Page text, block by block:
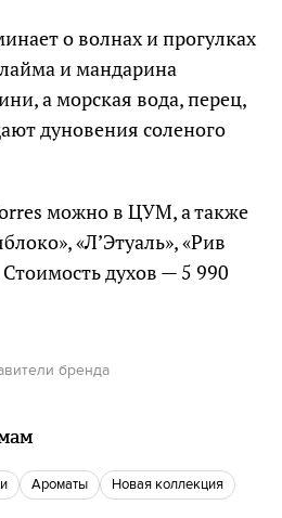
о волнах и прогулках
и мандарина
а морская вода, перец,
дуновения соленого
можно в ЦУМ, а также
«Л’Этуаль», «Рив
духов — 5 990
бренда
Ароматы Новая коллекция